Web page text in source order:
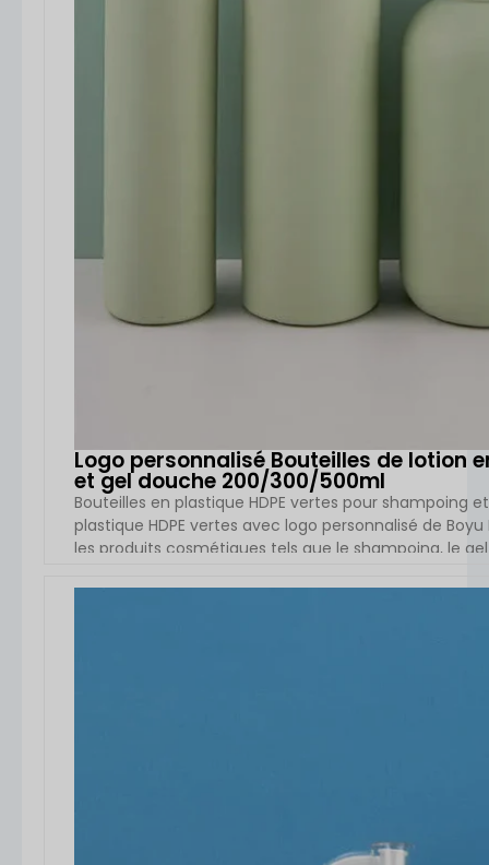
Logo personnalisé Bouteilles de lotion
et gel douche 200/300/500ml
Bouteilles en plastique HDPE vertes pour shampoing
plastique HDPE vertes avec logo personnalisé de
les produits cosmétiques tels que le shampoing, le